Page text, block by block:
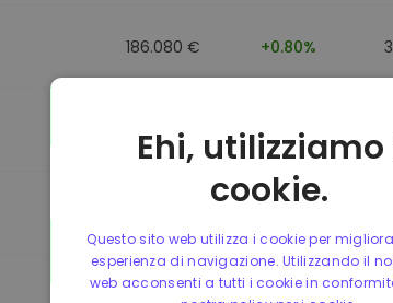
186.080 € +0.80%
0.867692 € 0.00%
0.00%
Ehi, utilizziamo
cookie.
Questo sito web utilizza i cookie per
esperienza di navigazione. Utilizzando il
web acconsenti a tutti i cookie in